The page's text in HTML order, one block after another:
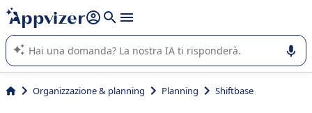
righe con
shift + enter
L'IA di Appvizer vi guida nell'utilizzo o nella scelta di un
software SaaS per la vostra azienda.
Organizzazione & planning Planning Shiftbase